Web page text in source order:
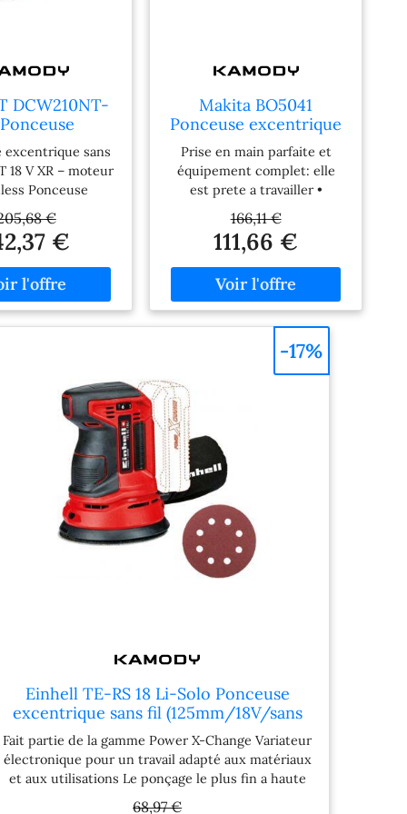
DCW210NT-
18V) Tstak
excentrique sans
18 V XR – moteur
Ponceuse
sans fil DeWALT
pour offrir
de mouvement
dans tous vos
aussi bien en
avancé qu’en
professionnelle.
elle garantit une
efficacité, une
durée de
et une
fiabilité. Le
de vitesse
permet d’adapter
la vitesse de
a chaque
La faible
aspirateur ou au
DeWALT AirLock.
texturé et les
offrent
en main sure, un
contrôle et un
€
€
Makita BO5041
Ponceuse excentrique
(300W/125mm)
Prise en main parfaite et
équipement complet: elle
est prete a travailler •
Poignée avant rotative sur
300° • Extraction des
poussieres intégrée assurant
un ponçage propre et
efficace • Ergonomie Soft
Grip pour une meilleure
prise en main • Ponceuse a
faible taux de vibrations et
produisant peu de
nuisances sonores •
Ponceuse excentrique
maniable avec prise en main
par poignées ergonomiques
Accessoires standard de
série: • Assemblage de grip
(125779-3) • Boîte a
poussieres + 1 sac a
poussiere en papier (135246-
0) Spécifications techniques:
• Puissance de sortie
Diametre du disque de
ponçage: 125 mm • Diametre
de rotation de ponçage: 2,8
mm • Cordon d'alimentation:
2,0 m • Niveau de vibration
(3 axes): 3,5 m/s2 •
Incertitude de vibrations
(facteur K): 1,5 m/s2 • Poids
166,11 €
111,66 €
Einhell TE-RS 18 Li-Solo Ponceuse
excentrique sans fil (125mm/18V/sans
batterie) 4462010
Fait partie de la gamme Power X-Change Variateur
électronique pour un travail adapté aux matériaux
et aux utilisations Le ponçage le plus fin a haute
puissance grâce au mouvement excenttrique
68,97 €
-17%